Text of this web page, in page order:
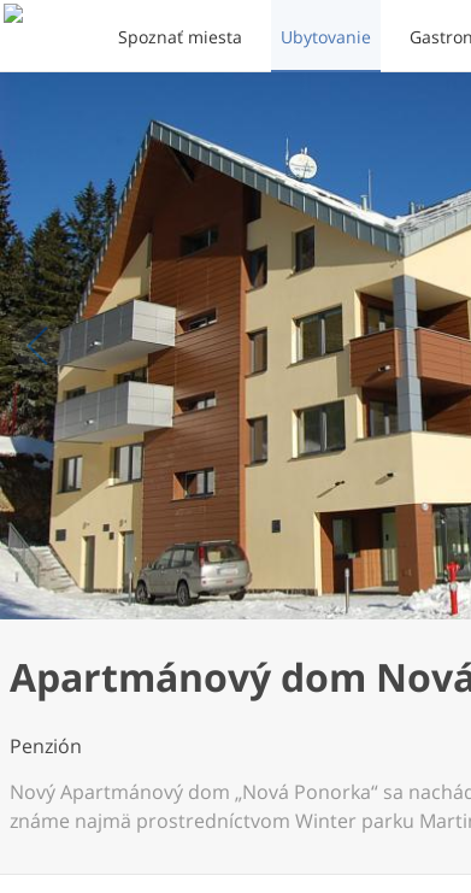
Spoznať miesta Ubytovanie
Apartmánový dom
Penzión
Nový Apartmánový dom „Nová Ponorka“ sa
známe najmä prostredníctvom Winter parku